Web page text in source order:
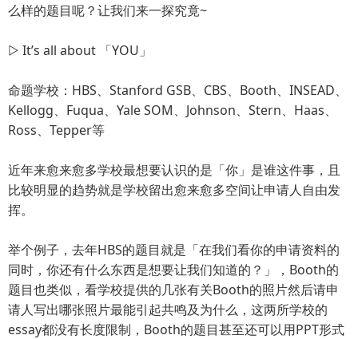
么样的题目呢？让我们来一探究竟~
▷ It’s all about 「YOU」
命题学校：HBS、Stanford GSB、CBS、Booth、INSEAD、
Kellogg、Fuqua、Yale SOM、Johnson、Stern、Haas、
Ross、Tepper等
近年来愈来愈多学校最想要认识的是「你」是谁这件事，且
比较明显的趋势就是学校留出愈来愈多空间让申请人自由发
挥。
举个例子，去年HBS的题目就是「在我们看你的申请资料的
同时，你还有什么东西是想要让我们知道的？」，Booth的
题目也类似，看学校提供的几张有关Booth的照片然后请申
请人写出哪张照片最能引起共鸣及为什么，这两所学校的
essay都没有长度限制，Booth的题目甚至还可以用PPT形式